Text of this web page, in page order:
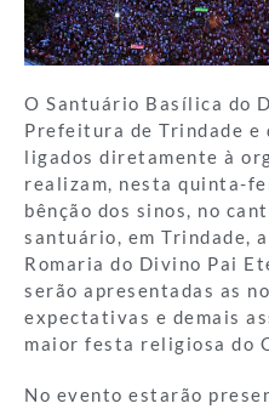
O Santuário Basílica do
Prefeitura de Trindade e
ligados diretamente à
realizam, nesta quinta-
bênção dos sinos, no
santuário, em Trindade,
Romaria do Divino Pai
serão apresentadas as
expectativas e demais
maior festa religiosa do
No evento estarão